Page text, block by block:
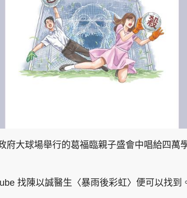
府大球場舉行的葛福臨親子盛會中唱給四萬
找陳以誠醫生〈暴雨後彩虹〉便可以找到